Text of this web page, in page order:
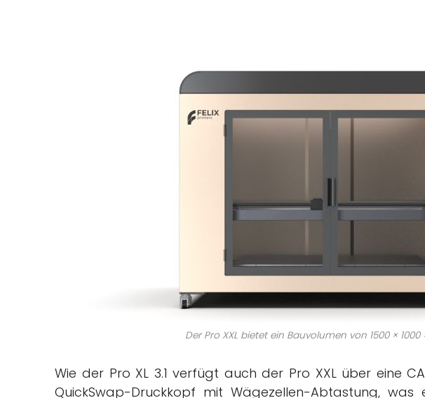
Der Pro XXL bietet ein Bauvolumen von 1500 × 1000
Wie der Pro XL 3.1 verfügt auch der Pro XXL über eine
QuickSwap-Druckkopf mit Wägezellen-Abtastung,